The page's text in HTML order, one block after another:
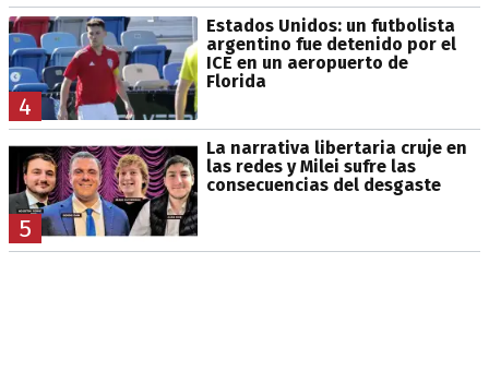
4
Estados Unidos: un futbolista
argentino fue detenido por el
ICE en un aeropuerto de
Florida
5
La narrativa libertaria cruje en
las redes y Milei sufre las
consecuencias del desgaste